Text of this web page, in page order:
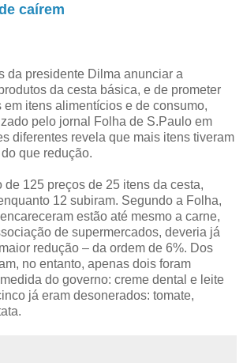
caírem
da presidente Dilma anunciar a
da cesta básica, e de prometer
em itens alimentícios e de consumo,
pelo jornal Folha de S.Paulo em
diferentes revela que mais itens tiveram
que redução.
de 125 preços de 25 itens da cesta,
12 subiram. Segundo a Folha,
estão até mesmo a carne,
de supermercados, deveria já
redução – da ordem de 6%. Dos
no entanto, apenas dois foram
do governo: creme dental e leite
já eram desonerados: tomate,